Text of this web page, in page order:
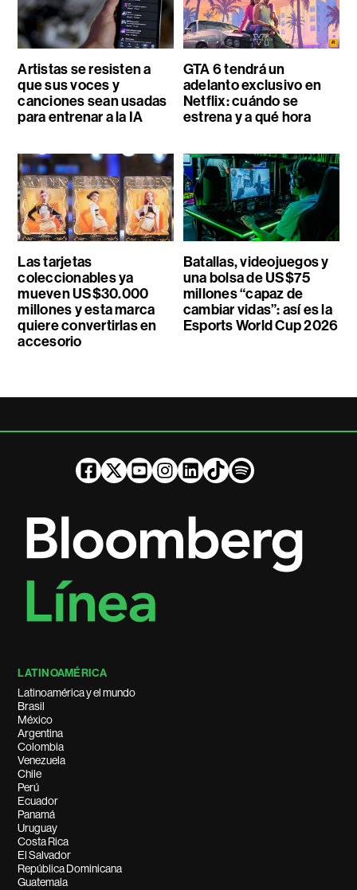
Artistas se resisten a
que sus voces y
canciones sean usadas
para entrenar a la IA
GTA 6 tendrá un
adelanto exclusivo en
Netflix: cuándo se
estrena y a qué hora
Las tarjetas
coleccionables ya
mueven US$30.000
millones y esta marca
quiere convertirlas en
accesorio
Batallas, videojuegos y
una bolsa de US$75
millones “capaz de
cambiar vidas”: así es la
Esports World Cup 2026
LATINOAMÉRICA
Latinoamérica y el mundo
Brasil
México
Argentina
Colombia
Venezuela
Chile
Perú
Ecuador
Panamá
Uruguay
Costa Rica
El Salvador
República Dominicana
Guatemala